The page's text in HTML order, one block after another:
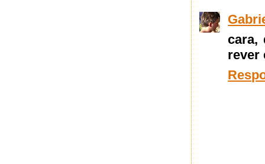
cara,
rever